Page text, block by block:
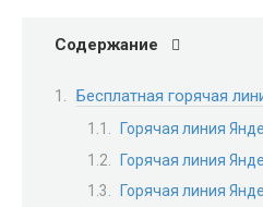
Содержание
Бесплатная горячая
Горячая линия
Горячая линия
Горячая линия